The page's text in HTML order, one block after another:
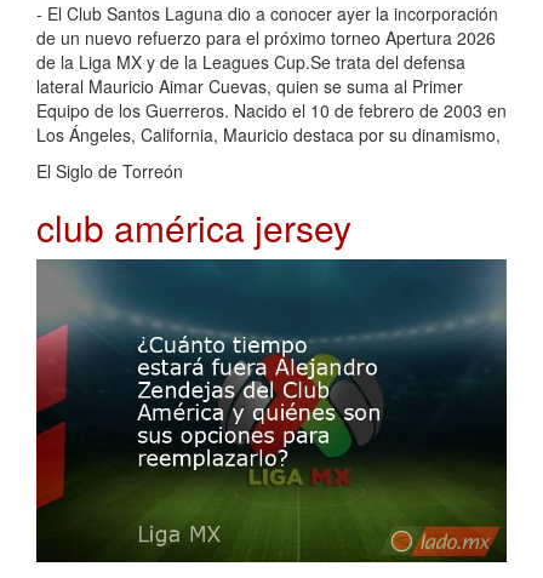
- El Club Santos Laguna dio a conocer ayer la incorporación
de un nuevo refuerzo para el próximo torneo Apertura 2026
de la Liga MX y de la Leagues Cup.Se trata del defensa
lateral Mauricio Aimar Cuevas, quien se suma al Primer
Equipo de los Guerreros. Nacido el 10 de febrero de 2003 en
Los Ángeles, California, Mauricio destaca por su dinamismo,
El Siglo de Torreón
club américa jersey